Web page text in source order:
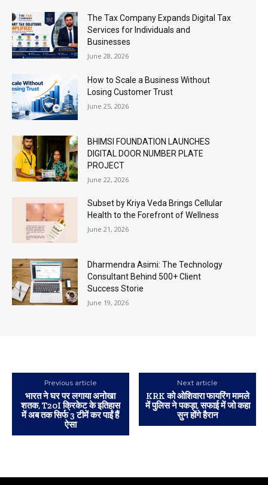
The Tax Company Expands Digital Tax
Services for Individuals and
Businesses
June 28, 2026
How to Scale a Business Without
Losing Customer Trust
June 25, 2026
BHIMSI FOUNDATION LAUNCHES
DIGITAL DOOR NUMBER PLATE
PROJECT
June 22, 2026
Subset by Kriya Veda Brings Cellular
Health to the Forefront of Wellness
June 21, 2026
Dharmendra Asimi: The Technology
Consultant Behind 500+ Client
Success Storie
June 19, 2026
Previous article
भारत ने घर पर लगाया अनोखा
शतक, T20I क्रिकेट के इतिहास
में अब तक सिर्फ 3 टीमें कर पाईं हैं
ऐसा
Next article
KRK को ओशिवारा फायरिंग मामले
में पुलिस ने पकड़ा, सफाई में जो कहा
सुन होंगे हैरान